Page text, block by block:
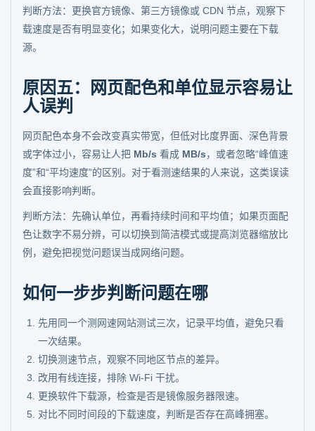
判断方法：更换官方镜像、第三方镜像或 CDN 节点，观察下
载速度是否有明显变化；如果变化大，说明问题主要在下载
源。
原因五：网页配色和单位显示容易让
人误判
网页配色本身不会改变真实带宽，但低对比度界面、深色背景
或字体过小，容易让人把 Mb/s 看成 MB/s，或者忽略“峰值速
度”和“平均速度”的区别。对于看测速结果的人来说，这类误读
会直接影响判断。
判断方法：先确认单位，再看持续时间和平均值；如果页面配
色让数字不易分辨，可以切换到简洁模式或提高浏览器缩放比
例，避免把视觉问题误当成网络问题。
如何一步步判断问题在哪
先用同一个测网速网站测试三次，记录平均值，避免只看
一次结果。
切换测速节点，观察不同地区节点的差异。
改用有线连接，排除 Wi-Fi 干扰。
更换软件下载源，检查是否是镜像服务器限速。
对比不同时间段的下载速度，判断是否存在高峰拥塞。